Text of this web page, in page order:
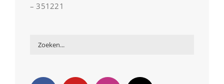
– 351221